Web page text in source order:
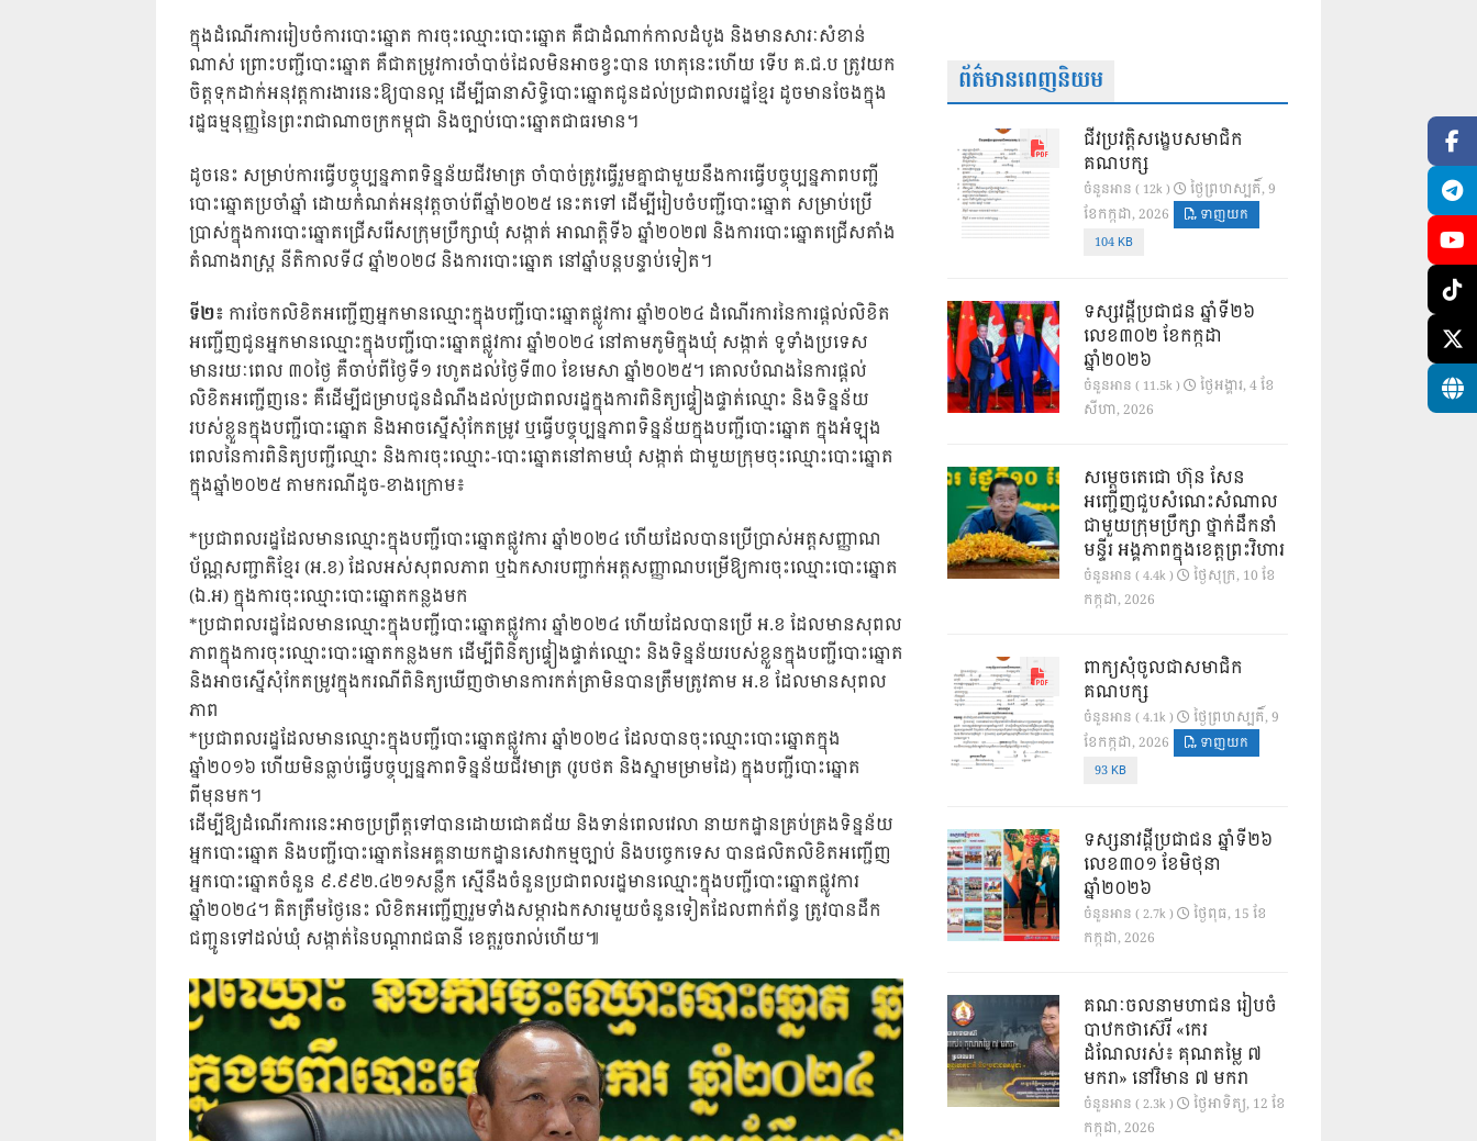
ក្នុងដំណើរការរៀបចំការបោះឆ្នោត ការចុះឈ្មោះបោះឆ្នោត គឺជាដំណាក់កាលដំបូង និងមានសារៈសំខាន់
ណាស់ ព្រោះបញ្ជីបោះឆ្នោត គឺជាតម្រូវការចាំបាច់ដែលមិនអាចខ្វះបាន ហេតុនេះហើយ ទើប គ.ជ.ប ត្រូវយក
ចិត្តទុកដាក់អនុវត្តការងារនេះឱ្យបានល្អ ដើម្បីធានាសិទ្ធិបោះឆ្នោតជូនដល់ប្រជាពលរដ្ឋខ្មែរ ដូចមានចែងក្នុង
រដ្ឋធម្មនុញ្ញនៃព្រះរាជាណាចក្រកម្ពុជា និងច្បាប់បោះឆ្នោតជាធរមាន។
ដូចនេះ សម្រាប់ការធ្វើបច្ចុប្បន្នភាពទិន្នន័យជីវមាត្រ ចាំបាច់ត្រូវធ្វើរួមគ្នាជាមួយនឹងការធ្វើបច្ចុប្បន្នភាពបញ្ជី
បោះឆ្នោតប្រចាំឆ្នាំ ដោយកំណត់អនុវត្តចាប់ពីឆ្នាំ២០២៥ នេះតទៅ ដើម្បីរៀបចំបញ្ជីបោះឆ្នោត សម្រាប់ប្រើ
ប្រាស់ក្នុងការបោះឆ្នោតជ្រើសរើសក្រុមប្រឹក្សាឃុំ សង្កាត់ អាណត្តិទី៦ ឆ្នាំ២០២៧ និងការបោះឆ្នោតជ្រើសតាំង
តំណាងរាស្រ្ត នីតិកាលទី៨ ឆ្នាំ២០២៨ និងការបោះឆ្នោត នៅឆ្នាំបន្តបន្ទាប់ទៀត។
ទី២៖ ការចែកលិខិតអញ្ជើញអ្នកមានឈ្មោះក្នុងបញ្ជីបោះឆ្នោតផ្លូវការ ឆ្នាំ២០២៤ ដំណើរការនៃការផ្ដល់លិខិត
អញ្ជើញជូនអ្នកមានឈ្មោះក្នុងបញ្ជីបោះឆ្នោតផ្លូវការ ឆ្នាំ២០២៤ នៅតាមភូមិក្នុងឃុំ សង្កាត់ ទូទាំងប្រទេស
មានរយៈពេល ៣០ថ្ងៃ គឺចាប់ពីថ្ងៃទី១ រហូតដល់ថ្ងៃទី៣០ ខែមេសា ឆ្នាំ២០២៥។ គោលបំណងនៃការផ្ដល់
លិខិតអញ្ជើញនេះ គឺដើម្បីជម្រាបជូនដំណឹងដល់ប្រជាពលរដ្ឋក្នុងការពិនិត្យផ្ទៀងផ្ទាត់ឈ្មោះ និងទិន្នន័យ
របស់ខ្លួនក្នុងបញ្ជីបោះឆ្នោត និងអាចស្នើសុំកែតម្រូវ ឬធ្វើបច្ចុប្បន្នភាពទិន្នន័យក្នុងបញ្ជីបោះឆ្នោត ក្នុងអំឡុង
ពេលនៃការពិនិត្យបញ្ជីឈ្មោះ និងការចុះឈ្មោះ-បោះឆ្នោតនៅតាមឃុំ សង្កាត់ ជាមួយក្រុមចុះឈ្មោះបោះឆ្នោត
ក្នុងឆ្នាំ២០២៥ តាមករណីដូច-ខាងក្រោម៖
*ប្រជាពលរដ្ឋដែលមានឈ្មោះក្នុងបញ្ជីបោះឆ្នោតផ្លូវការ ឆ្នាំ២០២៤ ហើយដែលបានប្រើប្រាស់អត្តសញ្ញាណ
ប័ណ្ណសញ្ជាតិខ្មែរ (អ.ខ) ដែលអស់សុពលភាព ឬឯកសារបញ្ជាក់អត្តសញ្ញាណបម្រើឱ្យការចុះឈ្មោះបោះឆ្នោត
(ឯ.អ) ក្នុងការចុះឈ្មោះបោះឆ្នោតកន្លងមក
*ប្រជាពលរដ្ឋដែលមានឈ្មោះក្នុងបញ្ជីបោះឆ្នោតផ្លូវការ ឆ្នាំ២០២៤ ហើយដែលបានប្រើ អ.ខ ដែលមានសុពល
ភាពក្នុងការចុះឈ្មោះបោះឆ្នោតកន្លងមក ដើម្បីពិនិត្យផ្ទៀងផ្ទាត់ឈ្មោះ និងទិន្នន័យរបស់ខ្លួនក្នុងបញ្ជីបោះឆ្នោត
និងអាចស្នើសុំកែតម្រូវក្នុងករណីពិនិត្យឃើញថាមានការកត់ត្រាមិនបានត្រឹមត្រូវតាម អ.ខ ដែលមានសុពល
ភាព
*ប្រជាពលរដ្ឋដែលមានឈ្មោះក្នុងបញ្ជីបោះឆ្នោតផ្លូវការ ឆ្នាំ២០២៤ ដែលបានចុះឈ្មោះបោះឆ្នោតក្នុង
ឆ្នាំ២០១៦ ហើយមិនធ្លាប់ធ្វើបច្ចុប្បន្នភាពទិន្នន័យជីវមាត្រ (រូបថត និងស្នាមម្រាមដៃ) ក្នុងបញ្ជីបោះឆ្នោត
ពីមុនមក។
ដើម្បីឱ្យដំណើរការនេះអាចប្រព្រឹត្តទៅបានដោយជោគជ័យ និងទាន់ពេលវេលា នាយកដ្ឋានគ្រប់គ្រងទិន្នន័យ
អ្នកបោះឆ្នោត និងបញ្ជីបោះឆ្នោតនៃអគ្គនាយកដ្ឋានសេវាកម្មច្បាប់ និងបច្ចេកទេស បានផលិតលិខិតអញ្ជើញ
អ្នកបោះឆ្នោតចំនួន ៩.៩៩២.៤២១សន្លឹក ស្មើនឹងចំនួនប្រជាពលរដ្ឋមានឈ្មោះក្នុងបញ្ជីបោះឆ្នោតផ្លូវការ
ឆ្នាំ២០២៤។ គិតត្រឹមថ្ងៃនេះ លិខិតអញ្ជើញរួមទាំងសម្ភារឯកសារមួយចំនួនទៀតដែលពាក់ព័ន្ធ ត្រូវបានដឹក
ជញ្ជូនទៅដល់ឃុំ សង្កាត់នៃបណ្តារាជធានី ខេត្តរួចរាល់ហើយ៕
ព័ត៌មានពេញនិយម
ជីវប្រវត្តិសង្ខេបសមាជិក
គណបក្ស
ចំនួនអាន ( 12k )
ថ្ងៃ​ព្រហស្បតិ៍, 9
ខែ​កក្កដា, 2026
ទាញយក
104 KB
ទស្សវដ្តីប្រជាជន ឆ្នាំទី២៦
លេខ៣០២ ខែកក្កដា
ឆ្នាំ២០២៦
ចំនួនអាន ( 11.5k )
ថ្ងៃ​អង្គារ, 4 ខែ​
សីហា, 2026
សម្តេចតេជោ ហ៊ុន សែន
អញ្ជើញជួបសំណេះសំណាល
ជាមួយក្រុមប្រឹក្សា ថ្នាក់ដឹកនាំ
មន្ទីរ អង្គភាពក្នុងខេត្តព្រះវិហារ
ចំនួនអាន ( 4.4k )
ថ្ងៃ​សុក្រ, 10 ខែ​
កក្កដា, 2026
ពាក្យសុំចូលជាសមាជិក
គណបក្ស
ចំនួនអាន ( 4.1k )
ថ្ងៃ​ព្រហស្បតិ៍, 9
ខែ​កក្កដា, 2026
ទាញយក
93 KB
ទស្សនាវដ្ដីប្រជាជន ឆ្នាំទី២៦
លេខ៣០១ ខែមិថុនា
ឆ្នាំ២០២៦
ចំនួនអាន ( 2.7k )
ថ្ងៃ​ពុធ, 15 ខែ​
កក្កដា, 2026
គណៈចលនាមហាជន រៀបចំ
បាឋកថាស៊េរី «កេរ
ដំណែលរស់៖ គុណតម្លៃ ៧
មករា» នៅវិមាន ៧ មករា
ចំនួនអាន ( 2.3k )
ថ្ងៃ​អាទិត្យ, 12 ខែ​
កក្កដា, 2026